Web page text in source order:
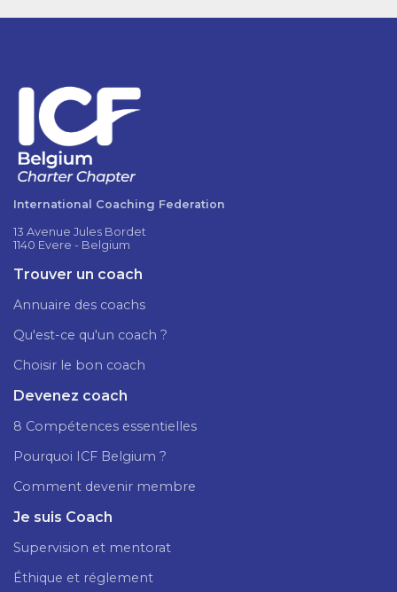
International Coaching Federation
13 Avenue Jules Bordet
1140 Evere - Belgium
Trouver un coach
Annuaire des coachs
Qu'est-ce qu'un coach ?
Choisir le bon coach
Devenez coach
8 Compétences essentielles
Pourquoi ICF Belgium ?
Comment devenir membre
Je suis Coach
Supervision et mentorat
Éthique et réglement